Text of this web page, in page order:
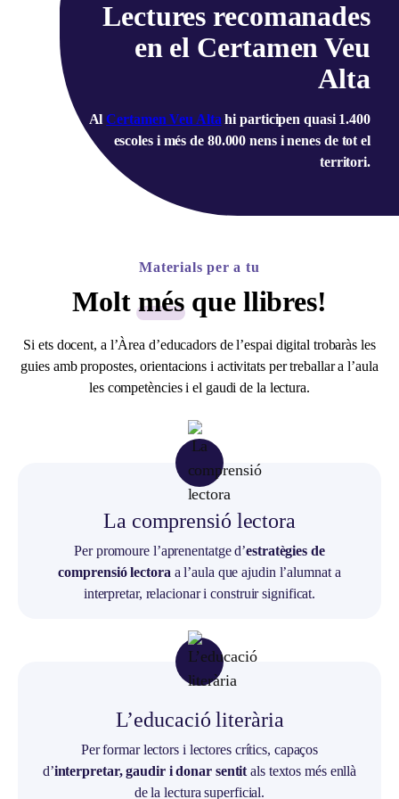
Lectures recomanades
en el Certamen Veu
Alta
AlCertamen Veu Alta hi participen quasi 1.400
escoles i més de 80.000 nens i nenes de tot el
territori.
Materials per a tu
Moltmés que llibres!
Si ets docent, a l’Àrea d’educadors de l’espai digital trobaràs les
guies amb propostes, orientacions i activitats per treballar a l’aula
les competències i el gaudi de la lectura.
La comprensió lectora
Per promoure l’aprenentatge d’estratègies de
comprensió lectora a l’aula que ajudin l’alumnat a
interpretar, relacionar i construir significat.
L’educació literària
Per formar lectors i lectores crítics, capaços
d’interpretar, gaudir i donar sentit als textos més enllà
de la lectura superficial.